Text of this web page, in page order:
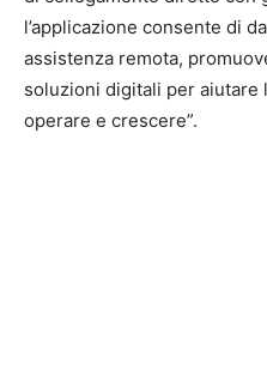
l’applicazione consente di
assistenza remota,
soluzioni digitali per aiutare
operare e crescere”.